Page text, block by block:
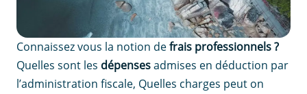
Connaissez vous la notion defrais professionnels ?
Quelles sont les dépensesadmises en déduction par
l’administration fiscale, Quelles charges peut on